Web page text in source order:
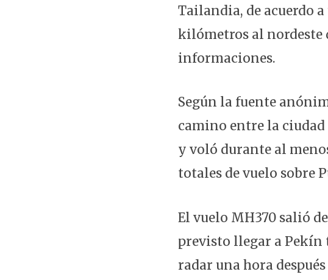
Tailandia, de acuerdo
kilómetros al nordeste
informaciones.
Según la fuente
camino entre la ciudad
y voló durante al
totales de vuelo sobre
El vuelo MH370 salió
previsto llegar a Pekín
radar una hora después